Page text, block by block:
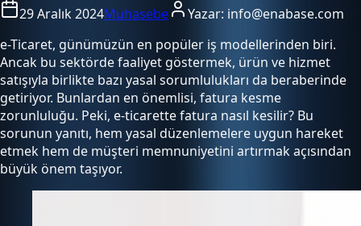
29 Aralık 2024Muhasebe Yazar: info@enabase.com
e-Ticaret, günümüzün en popüler iş modellerinden biri.
Ancak bu sektörde faaliyet göstermek, ürün ve hizmet
satışıyla birlikte bazı yasal sorumlulukları da beraberinde
getiriyor. Bunlardan en önemlisi, fatura kesme
zorunluluğu. Peki, e-ticarette fatura nasıl kesilir? Bu
sorunun yanıtı, hem yasal düzenlemelere uygun hareket
etmek hem de müşteri memnuniyetini artırmak açısından
büyük önem taşıyor.